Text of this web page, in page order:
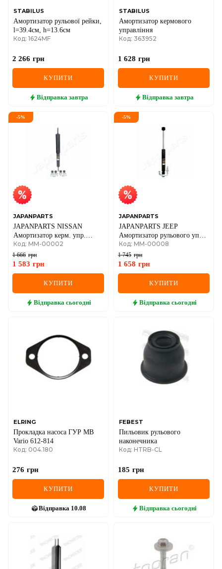
STABILUS
Амортизатор рульової рейки,
l=39.4см, h=13.6см
Код: 1624MF
2 266 грн
КУПИТИ
Відправка завтра
STABILUS
Амортизатор кермового
управління
Код: 363952
1 628 грн
КУПИТИ
Відправка завтра
-5%
JAPANPARTS
JAPANPARTS NISSAN
Амортизатор керм. упр.
Patrol -97
Код: MM-00002
1 666 грн
1 583 грн
КУПИТИ
Відправка сьогодні
-5%
JAPANPARTS
JAPANPARTS JEEP
Амортизатор рульового упр.
Cherokee 2,1TD-01
Код: MM-00008
1 745 грн
1 658 грн
КУПИТИ
Відправка сьогодні
ELRING
Прокладка насоса ГУР MB
Vario 612-814
Код: 004.180
276 грн
КУПИТИ
Відправка 10.08
FEBEST
Пильовик рульового
наконечника
Код: HTRB-CL
185 грн
КУПИТИ
Відправка сьогодні